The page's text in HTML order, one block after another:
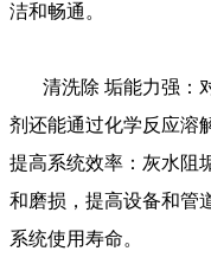
洁和畅通。
清洗除 垢能力强：
剂还能通过化学反应溶
提高系统效率：灰水阻
和磨损，提高设备和管
系统使用寿命。